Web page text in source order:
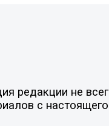
редакции не
с